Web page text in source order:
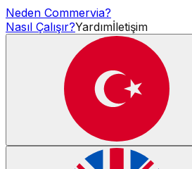
Neden Commervia?
Nasıl Çalışır?Yardımİletişim